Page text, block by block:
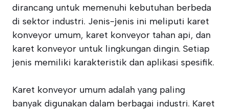
dirancang untuk memenuhi kebutuhan berbeda
di sektor industri. Jenis-jenis ini meliputi karet
konveyor umum, karet konveyor tahan api, dan
karet konveyor untuk lingkungan dingin. Setiap
jenis memiliki karakteristik dan aplikasi spesifik.
Karet konveyor umum adalah yang paling
banyak digunakan dalam berbagai industri. Karet